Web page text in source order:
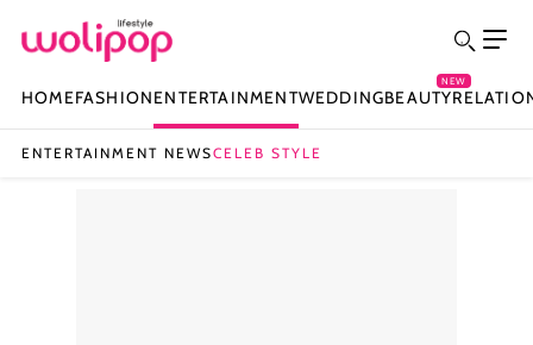
HOMEFASHIONENTERTAINMENTWEDDINGBEAUTY
NEW
ENTERTAINMENT NEWSCELEB STYLE